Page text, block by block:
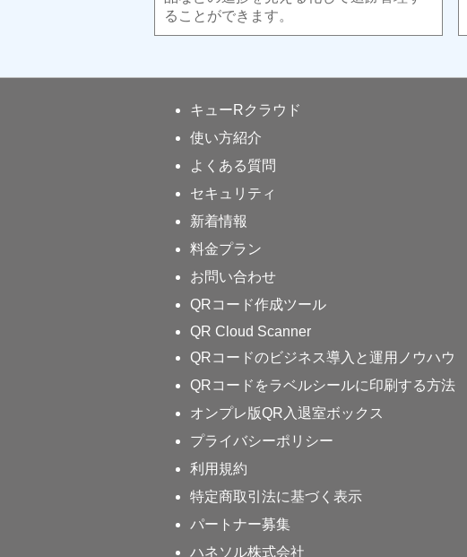
ることができます。
キューRクラウド
使い方紹介
よくある質問
セキュリティ
新着情報
料金プラン
お問い合わせ
QRコード作成ツール
QR Cloud Scanner
QRコードのビジネス導入と運用ノウハウ
QRコードをラベルシールに印刷する方法
オンプレ版QR入退室ボックス
プライバシーポリシー
利用規約
特定商取引法に基づく表示
パートナー募集
ハネソル株式会社